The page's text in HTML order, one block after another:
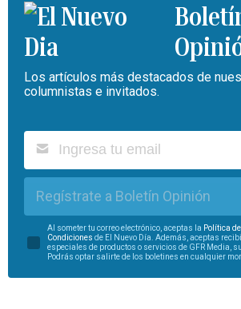
Los artículos más destacados de
columnistas e invitados.
Regístrate a Boletín Opinión
Al someter tu correo electrónico, aceptas la Política
Condiciones de El Nuevo Día. Además, aceptas
especiales de productos o servicios de GFR Media,
Podrás optar salirte de los boletines en cualquier